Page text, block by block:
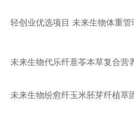
轻创业优选项目 未来生物体重
未来生物代乐纤薏苓本草复合营
未来生物纷愈纤玉米胚芽纤植萃